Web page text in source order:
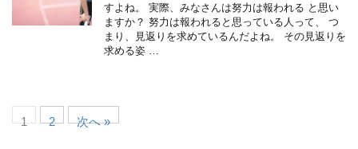
すよね。 実際、みなさんは努力は報われる と思い
ますか？ 努力は報われると思っている人って、 つ
まり、見返りを求めているんだよね。 その見返りを
求める姿 …
1 2 次へ »